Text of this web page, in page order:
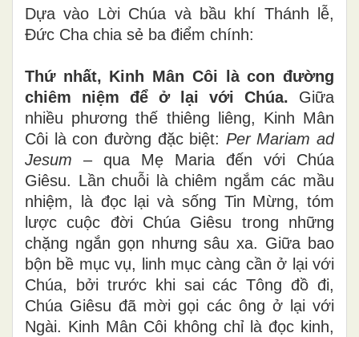
Dựa vào Lời Chúa và bầu khí Thánh lễ,
Đức Cha chia sẻ ba điểm chính:
Thứ nhất, Kinh Mân Côi là con đường
chiêm niệm để ở lại với Chúa. Giữa
nhiều phương thế thiêng liêng, Kinh Mân
Côi là con đường đặc biệt: Per Mariam ad
Jesum – qua Mẹ Maria đến với Chúa
Giêsu. Lần chuỗi là chiêm ngắm các mầu
nhiệm, là đọc lại và sống Tin Mừng, tóm
lược cuộc đời Chúa Giêsu trong những
chặng ngắn gọn nhưng sâu xa. Giữa bao
bộn bề mục vụ, linh mục càng cần ở lại với
Chúa, bởi trước khi sai các Tông đồ đi,
Chúa Giêsu đã mời gọi các ông ở lại với
Ngài. Kinh Mân Côi không chỉ là đọc kinh,